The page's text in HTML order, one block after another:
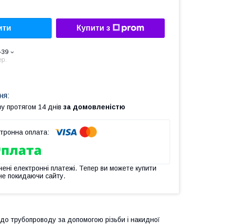
Купити з
39
протягом 14 днів за домовленістю
електронні платежі. Тепер ви можете купити
покидаючи сайту.
трубопроводу за допомогою різьби і накидної